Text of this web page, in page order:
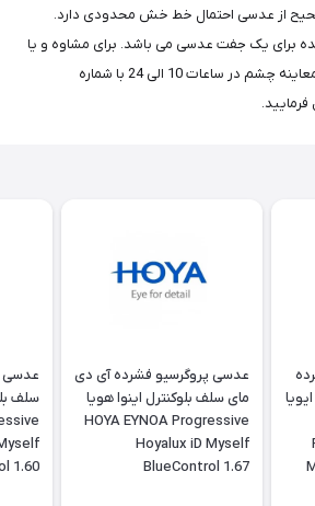
از عدسی احتمال خط خش محدودی دارد.
برای یک جفت عدسی می باشد. برای مشاوه و یا
ثبت سفارش مطابق نسخه معاینه چشم در ساعات 10 الی 24 با شماره
عدسی پروگرسیو فشرده آی دی
مای سلف بلوکنترل اینوا هویا
HOYA EYNOA Progressive
Hoyalux iD Myself
BlueControl 1.67
عدسی
سلف
1.60